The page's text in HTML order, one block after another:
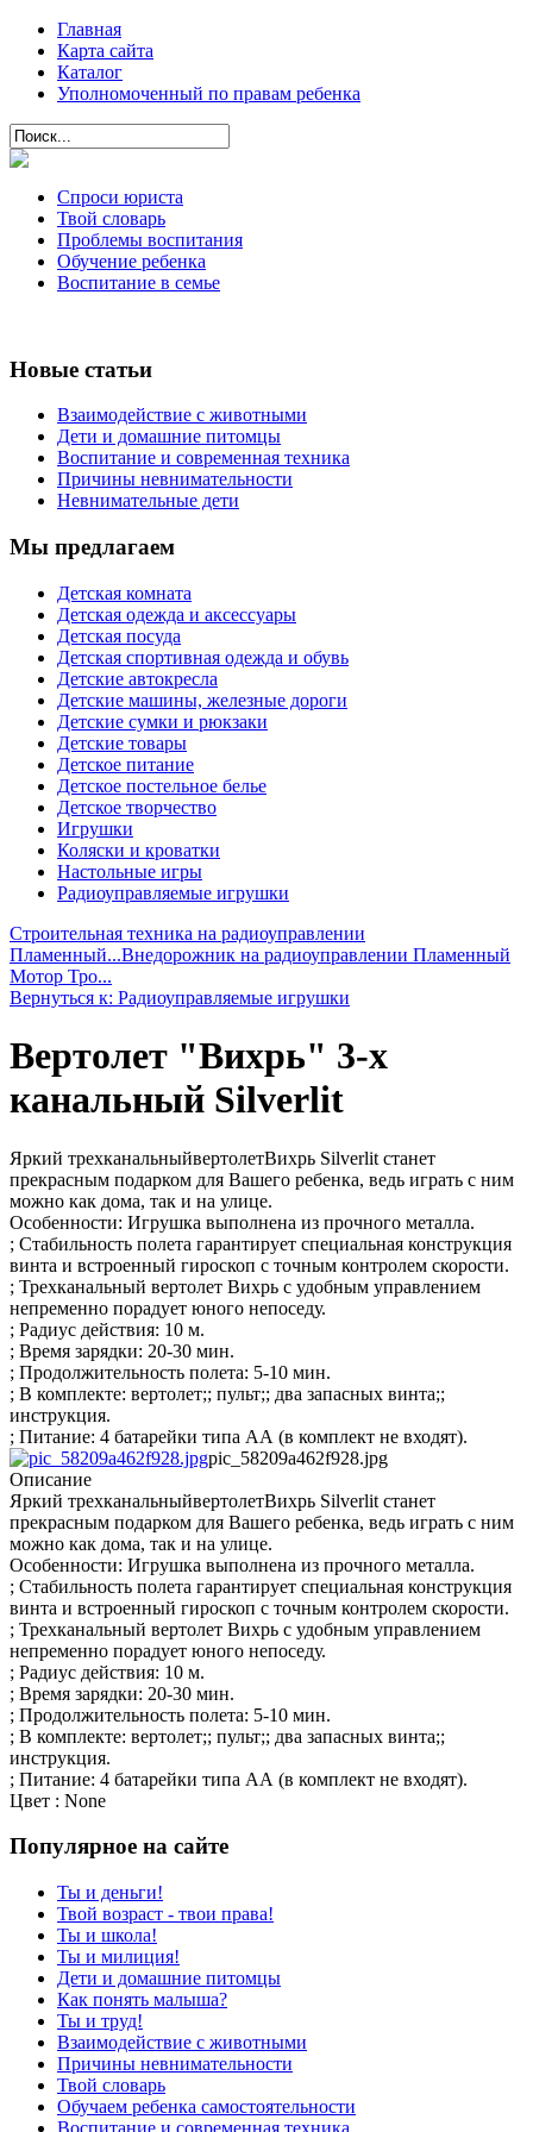
Главная
Карта сайта
Каталог
Уполномоченный по правам ребенка
Спроси юриста
Твой словарь
Проблемы воспитания
Обучение ребенка
Воспитание в семье
Новые статьи
Взаимодействие с животными
Дети и домашние питомцы
Воспитание и современная техника
Причины невнимательности
Невнимательные дети
Мы предлагаем
Детская комната
Детская одежда и аксессуары
Детская посуда
Детская спортивная одежда и обувь
Детские автокресла
Детские машины, железные дороги
Детские сумки и рюкзаки
Детские товары
Детское питание
Детское постельное белье
Детское творчество
Игрушки
Коляски и кроватки
Настольные игры
Радиоуправляемые игрушки
Строительная техника на радиоуправлении
Пламенный...Внедорожник на радиоуправлении Пламенный
Мотор Тро...
Вернуться к: Радиоуправляемые игрушки
Вертолет "Вихрь" 3-х
канальный Silverlit
Яркий трехканальныйвертолетВихрь Silverlit станет
прекрасным подарком для Вашего ребенка, ведь играть с ним
можно как дома, так и на улице.
Особенности: Игрушка выполнена из прочного металла.
; Стабильность полета гарантирует специальная конструкция
винта и встроенный гироскоп с точным контролем скорости.
; Трехканальный вертолет Вихрь с удобным управлением
непременно порадует юного непоседу.
; Радиус действия: 10 м.
; Время зарядки: 20-30 мин.
; Продолжительность полета: 5-10 мин.
; В комплекте: вертолет;; пульт;; два запасных винта;;
инструкция.
; Питание: 4 батарейки типа АА (в комплект не входят).
pic_58209a462f928.jpg
Описание
Яркий трехканальныйвертолетВихрь Silverlit станет
прекрасным подарком для Вашего ребенка, ведь играть с ним
можно как дома, так и на улице.
Особенности: Игрушка выполнена из прочного металла.
; Стабильность полета гарантирует специальная конструкция
винта и встроенный гироскоп с точным контролем скорости.
; Трехканальный вертолет Вихрь с удобным управлением
непременно порадует юного непоседу.
; Радиус действия: 10 м.
; Время зарядки: 20-30 мин.
; Продолжительность полета: 5-10 мин.
; В комплекте: вертолет;; пульт;; два запасных винта;;
инструкция.
; Питание: 4 батарейки типа АА (в комплект не входят).
Цвет : None
Популярное на сайте
Ты и деньги!
Твой возраст - твои права!
Ты и школа!
Ты и милиция!
Дети и домашние питомцы
Как понять малыша?
Ты и труд!
Взаимодействие с животными
Причины невнимательности
Твой словарь
Обучаем ребенка самостоятельности